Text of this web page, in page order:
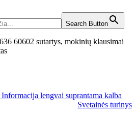
Search Button
60602 sutartys, mokinių klausimai
Informacija lengvai suprantama kalba
Svetainės turinys